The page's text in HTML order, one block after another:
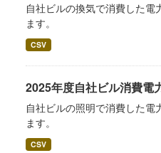
自社ビルの換気で消費した電
ます。
CSV
2025年度自社ビル消費電
自社ビルの照明で消費した電
ます。
CSV